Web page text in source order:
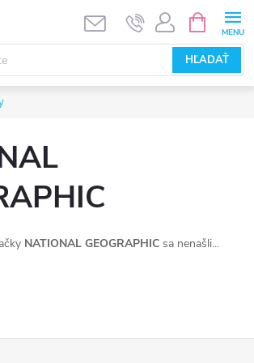
HĽADAŤ
KOŠÍK
NATIONAL GEOGRAPHIC sa nenašli...